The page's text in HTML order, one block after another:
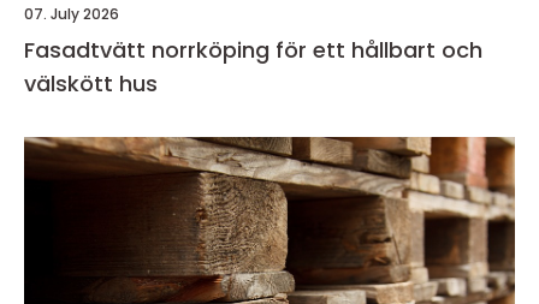
07. July 2026
Fasadtvätt norrköping för ett hållbart och
välskött hus